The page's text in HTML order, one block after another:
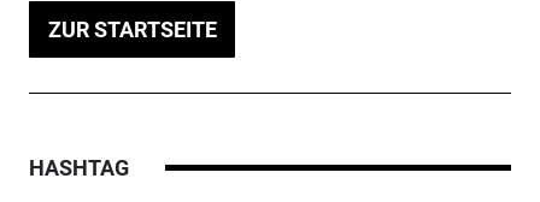
ZUR STARTSEITE
HASHTAG